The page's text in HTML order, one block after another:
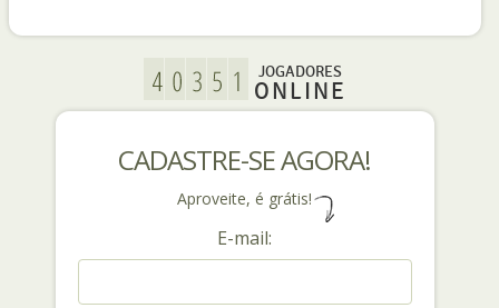
JOGADORES
ONLINE
CADASTRE-SE AGORA!
Aproveite, é grátis!
E-mail: